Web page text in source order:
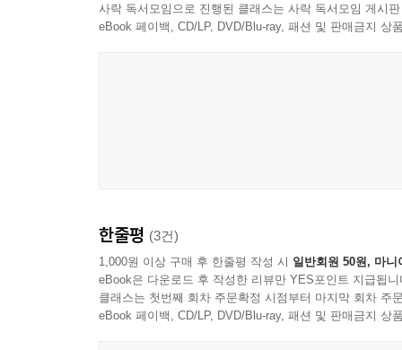
사락 독서모임으로 진행된 클래스는 사락 독서모임 게시
eBook 페이백, CD/LP, DVD/Blu-ray, 패션 및 판매금지 상
한줄평 (3건)
1,000원 이상 구매 후 한줄평 작성 시 일반회원 50원, 마니
eBook은 다운로드 후 작성한 리뷰만 YES포인트 지급됩니
클래스는 첫번째 회차 주문확정 시점부터 마지막 회차 주
eBook 페이백, CD/LP, DVD/Blu-ray, 패션 및 판매금지 상